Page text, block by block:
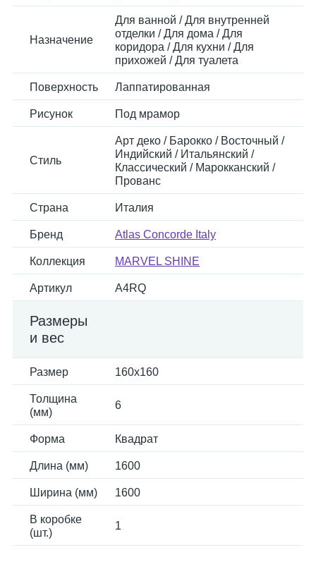
Назначение
Для ванной / Для внутренней
отделки / Для дома / Для
коридора / Для кухни / Для
прихожей / Для туалета
Поверхность Лаппатированная
Рисунок Под мрамор
Стиль
Арт деко / Барокко / Восточный /
Индийский / Итальянский /
Классический / Марокканский /
Прованс
Страна Италия
Бренд Atlas Concorde Italy
Коллекция MARVEL SHINE
Артикул A4RQ
Размеры
и вес
Размер 160x160
Толщина
(мм)
6
Форма Квадрат
Длина (мм) 1600
Ширина (мм) 1600
В коробке
(шт.)
1